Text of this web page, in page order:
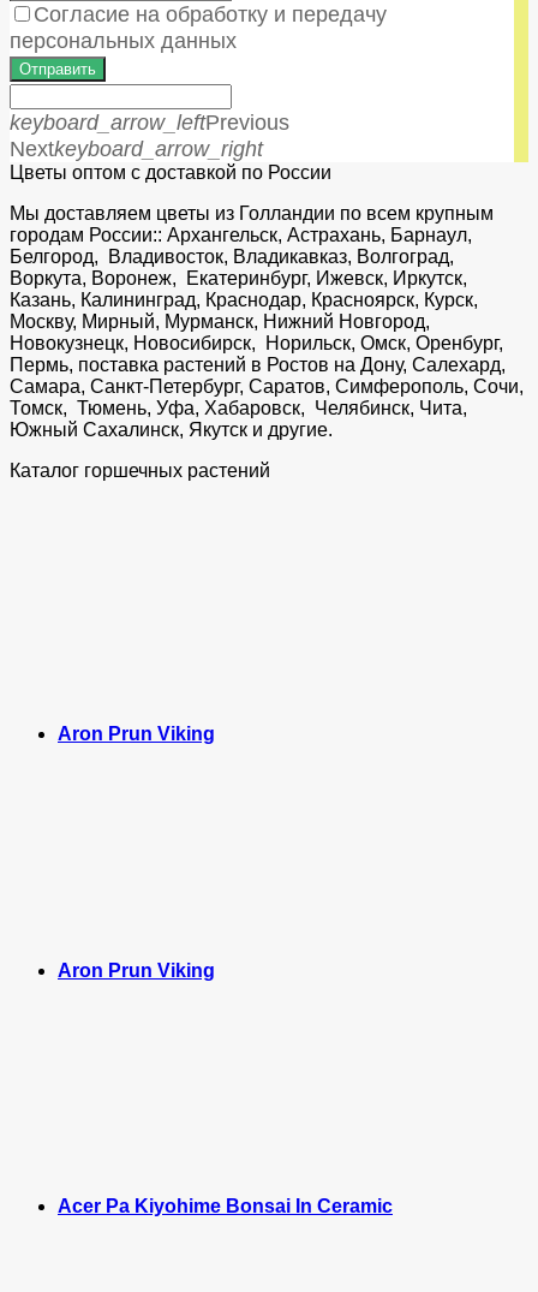
Согласие на обработку и передачу
персональных данных
Отправить
keyboard_arrow_leftPrevious
Nextkeyboard_arrow_right
Цветы оптом с доставкой по России
Мы доставляем цветы из Голландии по всем крупным
городам России:: Архангельск, Астрахань, Барнаул,
Белгород, Владивосток, Владикавказ, Волгоград,
Воркута, Воронеж, Екатеринбург, Ижевск, Иркутск,
Казань, Калининград, Краснодар, Красноярск, Курск,
Москву, Мирный, Мурманск, Нижний Новгород,
Новокузнецк, Новосибирск, Норильск, Омск, Оренбург,
Пермь, поставка растений в Ростов на Дону, Салехард,
Самара, Санкт-Петербург, Саратов, Симферополь, Сочи,
Томск, Тюмень, Уфа, Хабаровск, Челябинск, Чита,
Южный Сахалинск, Якутск и другие.
Каталог горшечных растений
Aron Prun Viking
Aron Prun Viking
Acer Pa Kiyohime Bonsai In Ceramic